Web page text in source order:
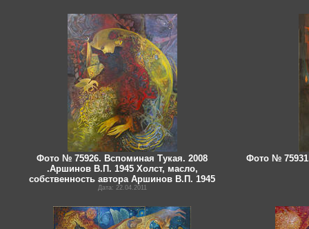
Фото № 75926. Вспоминая Тукая. 2008
.Аршинов В.П. 1945 Холст, масло,
собственность автора Аршинов В.П. 1945
Дата: 22.04.2011
Фото №